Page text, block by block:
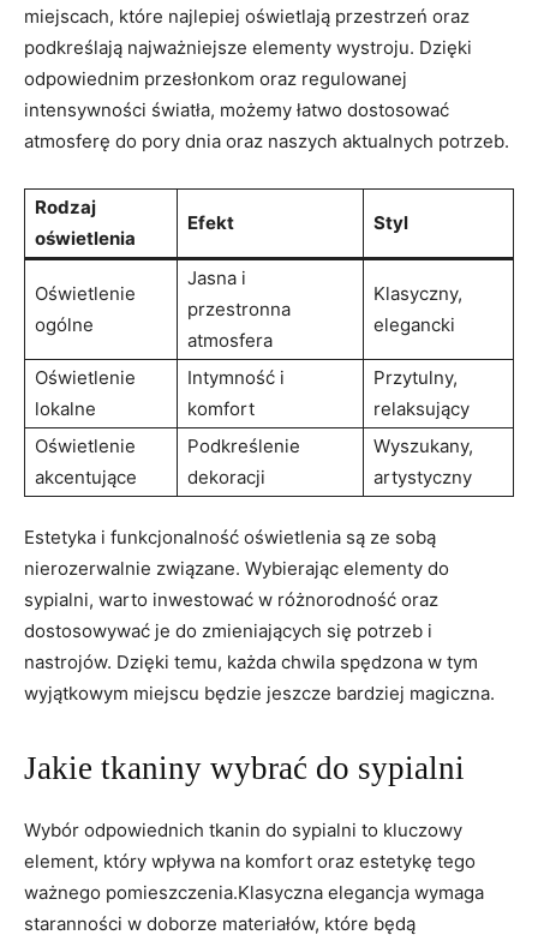
miejscach, które najlepiej oświetlają przestrzeń oraz
podkreślają najważniejsze elementy wystroju. Dzięki
odpowiednim przesłonkom oraz regulowanej
intensywności światła, możemy łatwo dostosować
atmosferę do pory dnia oraz naszych aktualnych potrzeb.
Rodzaj
oświetlenia
Efekt Styl
Oświetlenie
ogólne
Jasna i
przestronna
atmosfera
Klasyczny,
elegancki
Oświetlenie
lokalne
Intymność i
komfort
Przytulny,
relaksujący
Oświetlenie
akcentujące
Podkreślenie
dekoracji
Wyszukany,
artystyczny
Estetyka i funkcjonalność oświetlenia są ze sobą
nierozerwalnie związane. Wybierając elementy do
sypialni, warto inwestować w różnorodność oraz
dostosowywać je do zmieniających się potrzeb i
nastrojów. Dzięki temu, każda chwila spędzona w tym
wyjątkowym miejscu będzie jeszcze bardziej magiczna.
Jakie tkaniny wybrać do sypialni
Wybór odpowiednich tkanin do sypialni to kluczowy
element, który wpływa na komfort oraz estetykę tego
ważnego pomieszczenia.Klasyczna elegancja wymaga
staranności w doborze materiałów, które będą